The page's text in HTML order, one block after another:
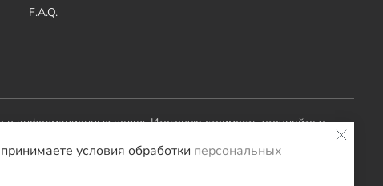
F.A.Q.
информационных целях. Итоговую стоимость уточняйте у
условия обработки персональных